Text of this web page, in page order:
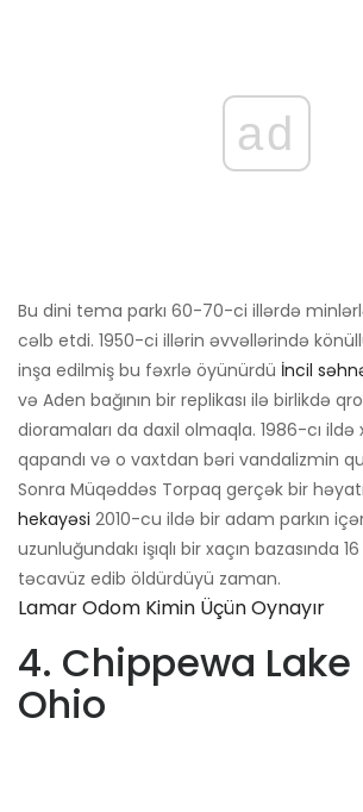
ad
Bu dini tema parkı 60-70-ci illərdə
cəlb etdi. 1950-ci illərin əvvəllərində
inşa edilmiş bu fəxrlə öyünürdü İncil
və Aden bağının bir replikası ilə birlikdə
dioramaları da daxil olmaqla. 1986-cı
qapandı və o vaxtdan bəri vandalizmin
Sonra Müqəddəs Torpaq gerçək bir
hekayəsi 2010-cu ildə bir adam parkın
uzunluğundakı işıqlı bir xaçın bazasında 16
təcavüz edib öldürdüyü zaman.
Lamar Odom Kimin Üçün Oynayır
4. Chippewa Lake
Ohio